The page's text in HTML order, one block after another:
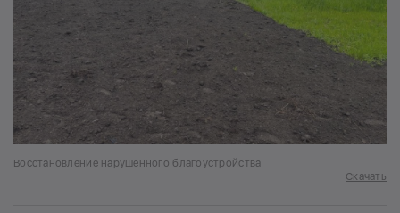
Восстановление нарушенного благоустройства
Скачать